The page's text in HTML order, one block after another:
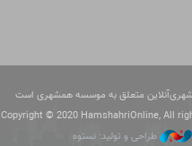
متعلق به موسسه همشهری است
Copyright © 2020 HamshahriOnline, All
طراحی و تولید: نستوه